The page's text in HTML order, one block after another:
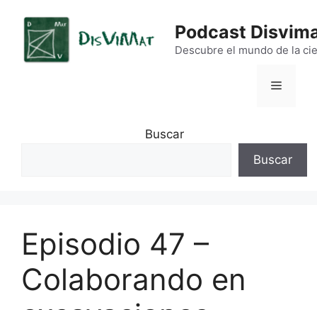
contenido
Podcast
Descubre el mundo de la
Menú
Buscar
Buscar
Episodio 47 –
Colaborando en